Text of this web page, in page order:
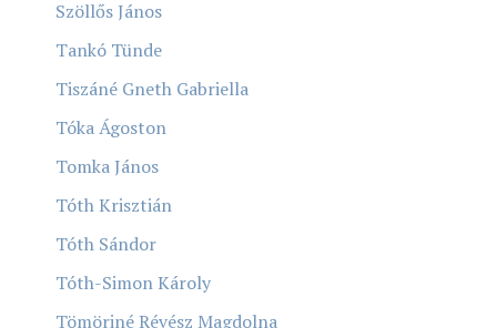
Szöllős János
Tankó Tünde
Tiszáné Gneth Gabriella
Tóka Ágoston
Tomka János
Tóth Krisztián
Tóth Sándor
Tóth-Simon Károly
Tömöriné Révész Magdolna